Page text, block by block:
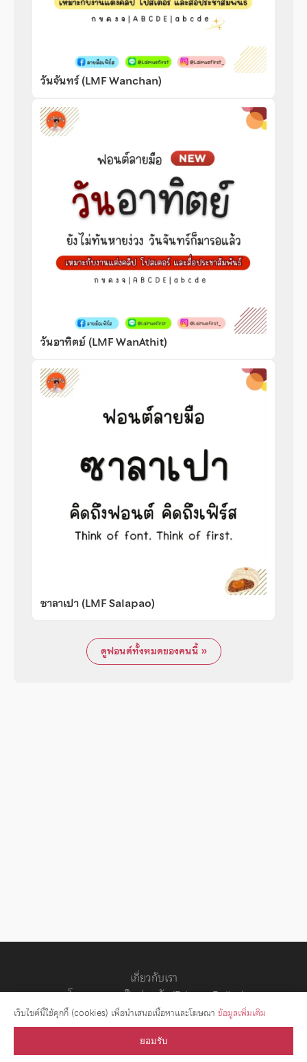
วันจันทร์ (LMF Wanchan)
วันอาทิตย์ (LMF WanAthit)
ซาลาเปา (LMF Salapao)
ดูฟอนต์ทั้งหมดของคนนี้ »
เกี่ยวกับเรา
นโยบายความเป็นส่วนตัว (Privacy Policy)
สัญญาอนุญาต
เว็บไซต์นี้ใช้คุกกี้ (cookies) เพื่อนำเสนอเนื้อหาและโฆษณา ข้อมูลเพิ่มเติม
ยอมรับ